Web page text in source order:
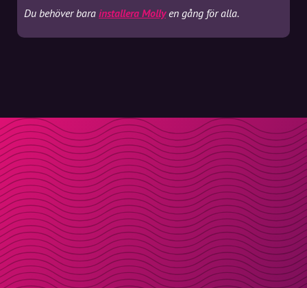
Du behöver bara installera Mollyen gång för alla.